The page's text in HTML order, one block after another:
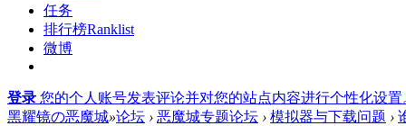
任务
排行榜Ranklist
微博
登录 您的个人账号发表评论并对您的站点内容进行个性化设置
黑耀镜の恶魔城»论坛 › 恶魔城专题论坛 › 模拟器与下载问题 ›